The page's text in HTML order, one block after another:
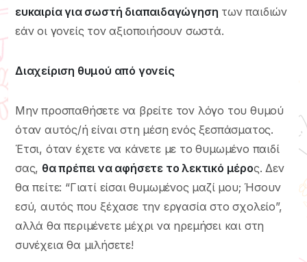
ευκαιρία για σωστή διαπαιδαγώγηση των παιδιών
εάν οι γονείς τον αξιοποιήσουν σωστά.
Διαχείριση θυμού από γονείς
Μην προσπαθήσετε να βρείτε τον λόγο του θυμού
όταν αυτός/ή είναι στη μέση ενός ξεσπάσματος.
Έτσι, όταν έχετε να κάνετε με το θυμωμένο παιδί
σας, θα πρέπει να αφήσετε το λεκτικό μέρος. Δεν
θα πείτε: “Γιατί είσαι θυμωμένος μαζί μου; Ήσουν
εσύ, αυτός που ξέχασε την εργασία στο σχολείο”,
αλλά θα περιμένετε μέχρι να ηρεμήσει και στη
συνέχεια θα μιλήσετε!